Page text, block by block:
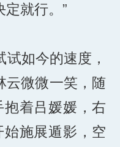
就行。”
如今的速度，
云微微一笑，随
着吕媛媛，右
施展遁影，空